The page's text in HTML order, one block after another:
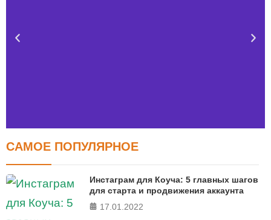
Тест FERMI
в 5 главных сферах
САМОЕ ПОПУЛЯРНОЕ
Инстаграм для Коуча: 5 главных шагов
для старта и продвижения аккаунта
17.01.2022